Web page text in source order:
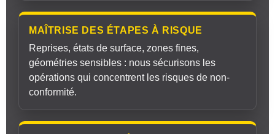
MAÎTRISE DES ÉTAPES À RISQUE
Reprises, états de surface, zones fines,
géométries sensibles : nous sécurisons les
opérations qui concentrent les risques de non-
conformité.